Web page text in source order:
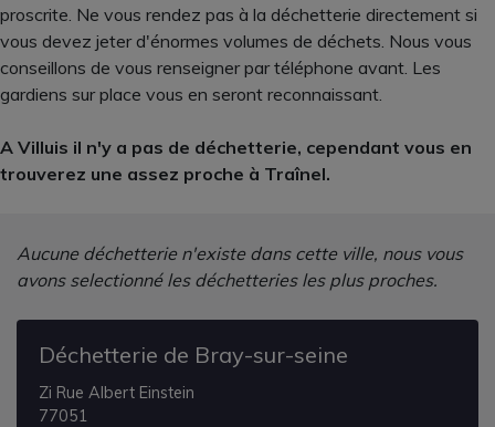
proscrite. Ne vous rendez pas à la déchetterie directement si
vous devez jeter d'énormes volumes de déchets. Nous vous
conseillons de vous renseigner par téléphone avant. Les
gardiens sur place vous en seront reconnaissant.
A Villuis il n'y a pas de déchetterie, cependant vous en
trouverez une assez proche à Traînel.
Aucune déchetterie n'existe dans cette ville, nous vous
avons selectionné les déchetteries les plus proches.
Déchetterie de Bray-sur-seine
Zi Rue Albert Einstein
77051